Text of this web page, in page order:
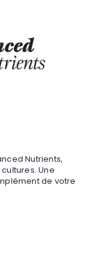
Nutrients,
Une
de votre